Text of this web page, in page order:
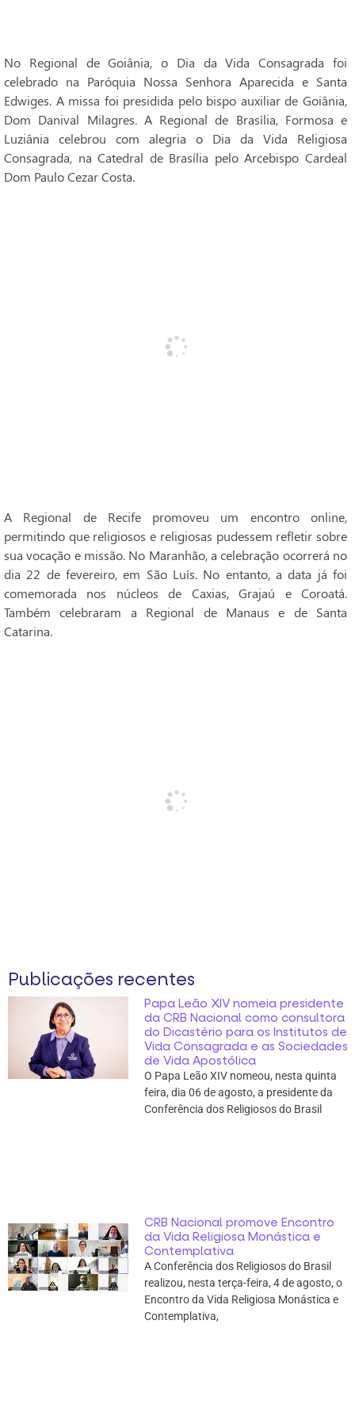
No Regional de Goiânia, o Dia da Vida Consagrada foi
celebrado na Paróquia Nossa Senhora Aparecida e Santa
Edwiges. A missa foi presidida pelo bispo auxiliar de Goiânia,
Dom Danival Milagres. A Regional de Brasília, Formosa e
Luziânia celebrou com alegria o Dia da Vida Religiosa
Consagrada, na Catedral de Brasília pelo Arcebispo Cardeal
Dom Paulo Cezar Costa.
A Regional de Recife promoveu um encontro online,
permitindo que religiosos e religiosas pudessem refletir sobre
sua vocação e missão. No Maranhão, a celebração ocorrerá no
dia 22 de fevereiro, em São Luís. No entanto, a data já foi
comemorada nos núcleos de Caxias, Grajaú e Coroatá.
Também celebraram a Regional de Manaus e de Santa
Catarina.
Publicações recentes
Papa Leão XIV nomeia presidente
da CRB Nacional como consultora
do Dicastério para os Institutos de
Vida Consagrada e as Sociedades
de Vida Apostólica
O Papa Leão XIV nomeou, nesta quinta
feira, dia 06 de agosto, a presidente da
Conferência dos Religiosos do Brasil
CRB Nacional promove Encontro
da Vida Religiosa Monástica e
Contemplativa
A Conferência dos Religiosos do Brasil
realizou, nesta terça-feira, 4 de agosto, o
Encontro da Vida Religiosa Monástica e
Contemplativa,